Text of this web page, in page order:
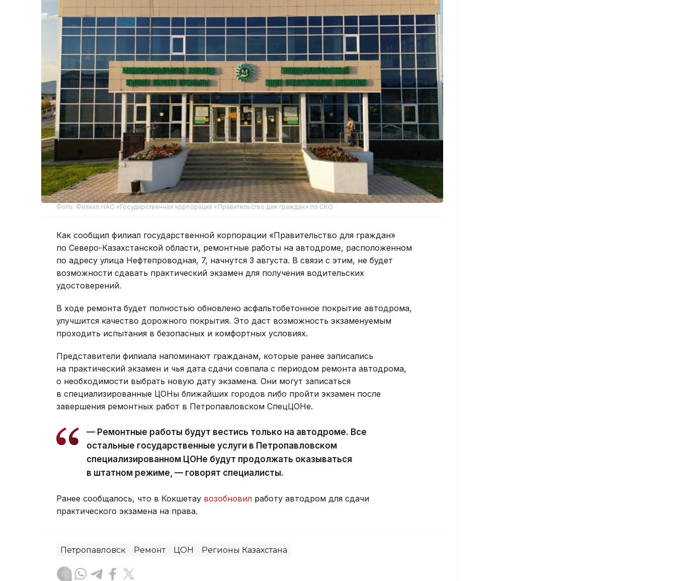
Фото: Филиал НАО «Государственная корпорация «Правительство для граждан» по СКО
Как сообщил филиал государственной корпорации «Правительство для граждан»
по Северо-Казахстанской области, ремонтные работы на автодроме, расположенном
по адресу улица Нефтепроводная, 7, начнутся 3 августа. В связи с этим, не будет
возможности сдавать практический экзамен для получения водительских
удостоверений.
В ходе ремонта будет полностью обновлено асфальтобетонное покрытие автодрома,
улучшится качество дорожного покрытия. Это даст возможность экзаменуемым
проходить испытания в безопасных и комфортных условиях.
Представители филиала напоминают гражданам, которые ранее записались
на практический экзамен и чья дата сдачи совпала с периодом ремонта автодрома,
о необходимости выбрать новую дату экзамена. Они могут записаться
в специализированные ЦОНы ближайших городов либо пройти экзамен после
завершения ремонтных работ в Петропавловском СпецЦОНе.
— Ремонтные работы будут вестись только на автодроме. Все
остальные государственные услуги в Петропавловском
специализированном ЦОНе будут продолжать оказываться
в штатном режиме, — говорят специалисты.
Ранее сообщалось, что в Кокшетау возобновил работу автодром для сдачи
практического экзамена на права.
Петропавловск Ремонт ЦОН Регионы Казахстана